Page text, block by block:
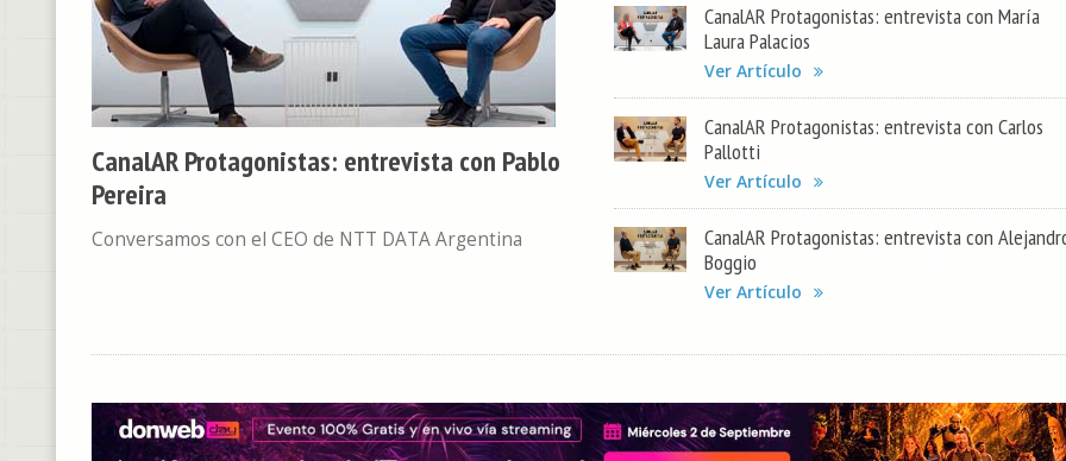
CanalAR Protagonistas: entrevista con Pablo
Pereira
Conversamos con el CEO de NTT DATA Argentina
CanalAR Protagonistas: entrevista con María
Laura Palacios
Ver Artículo
CanalAR Protagonistas: entrevista con Carlos
Pallotti
Ver Artículo
CanalAR Protagonistas: entrevista con
Boggio
Ver Artículo